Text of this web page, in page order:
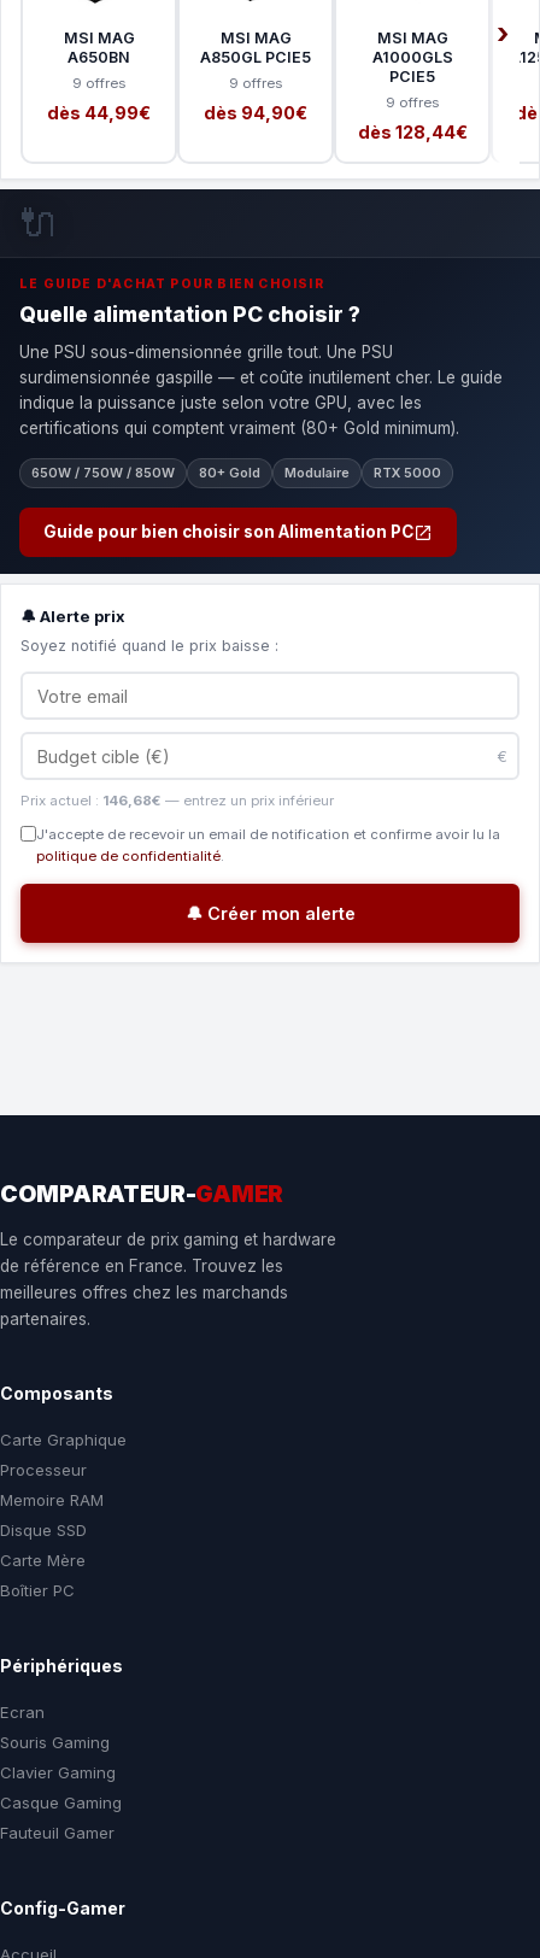
MSI MAG
A650BN
9 offres
dès 44,99€
MSI MAG
A850GL PCIE5
9 offres
dès 94,90€
MSI MAG
A1000GLS
PCIE5
9 offres
dès 128,44€
🔌
LE GUIDE D'ACHAT POUR BIEN CHOISIR
Quelle alimentation PC choisir ?
Une PSU sous-dimensionnée grille tout. Une PSU
surdimensionnée gaspille — et coûte inutilement cher. Le guide
indique la puissance juste selon votre GPU, avec les
certifications qui comptent vraiment (80+ Gold minimum).
650W / 750W / 850W 80+ Gold Modulaire RTX 5000
Guide pour bien choisir son Alimentation PC
🔔 Alerte prix
Soyez notifié quand le prix baisse :
€
Prix actuel : 146,68€ — entrez un prix inférieur
J'accepte de recevoir un email de notification et confirme avoir lu la
politique de confidentialité.
🔔 Créer mon alerte
COMPARATEUR-GAMER
Le comparateur de prix gaming et hardware
de référence en France. Trouvez les
meilleures offres chez les marchands
partenaires.
Composants
Carte Graphique
Processeur
Memoire RAM
Disque SSD
Carte Mère
Boîtier PC
Périphériques
Ecran
Souris Gaming
Clavier Gaming
Casque Gaming
Fauteuil Gamer
Config-Gamer